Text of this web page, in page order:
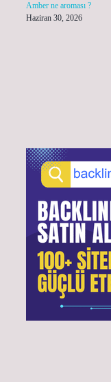
Amber ne aroması ?
Haziran 30, 2026